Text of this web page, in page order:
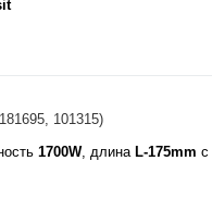
101315)
1700W, длинаL-175mm с